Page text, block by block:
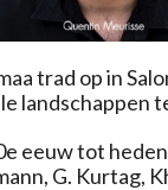
trad op in
landschappen
eeuw tot
G. Kurtag,